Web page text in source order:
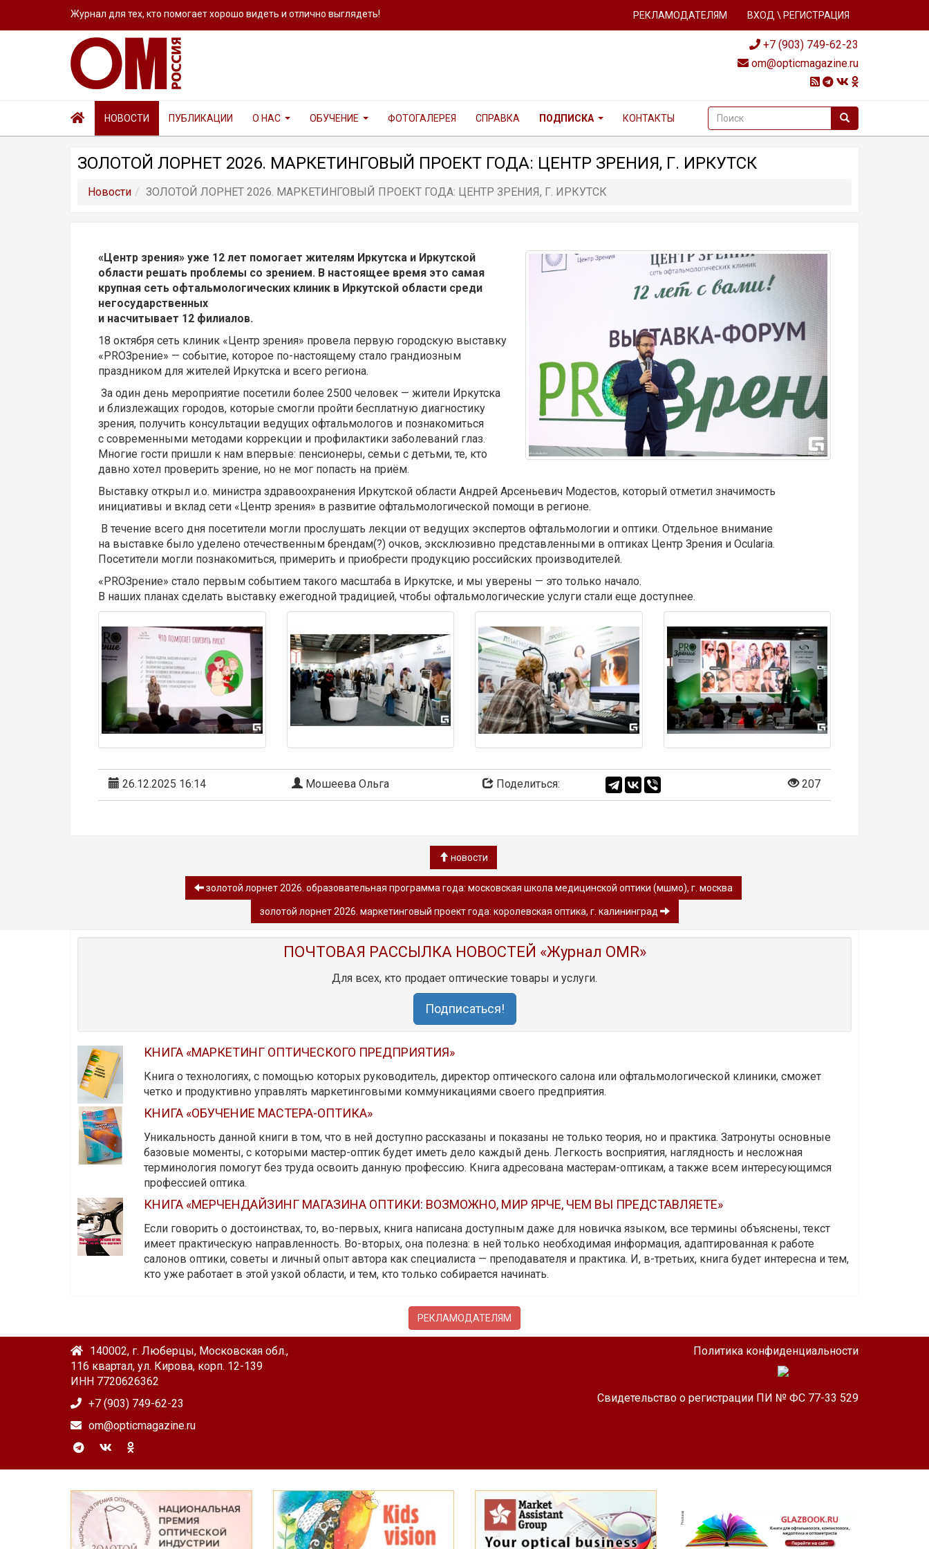
Журнал для тех, кто помогает хорошо видеть и отлично выглядеть! РЕКЛАМОДАТЕЛЯМ ВХОД \ РЕГИСТРАЦИЯ
+7 (903) 749-62-23
om@opticmagazine.ru
НОВОСТИ ПУБЛИКАЦИИ О НАС ОБУЧЕНИЕ ФОТОГАЛЕРЕЯ СПРАВКА ПОДПИСКА КОНТАКТЫ
ЗОЛОТОЙ ЛОРНЕТ 2026. МАРКЕТИНГОВЫЙ ПРОЕКТ ГОДА: ЦЕНТР ЗРЕНИЯ, Г. ИРКУТСК
Новости ЗОЛОТОЙ ЛОРНЕТ 2026. МАРКЕТИНГОВЫЙ ПРОЕКТ ГОДА: ЦЕНТР ЗРЕНИЯ, Г. ИРКУТСК
«Центр зрения» уже 12 лет помогает жителям Иркутска и Иркутской
области решать проблемы со зрением. В настоящее время это самая
крупная сеть офтальмологических клиник в Иркутской области среди
негосударственных
и насчитывает 12 филиалов.
18 октября сеть клиник «Центр зрения» провела первую городскую выставку
«PROЗрение» — событие, которое по-настоящему стало грандиозным
праздником для жителей Иркутска и всего региона.
За один день мероприятие посетили более 2500 человек — жители Иркутска
и близлежащих городов, которые смогли пройти бесплатную диагностику
зрения, получить консультации ведущих офтальмологов и познакомиться
с современными методами коррекции и профилактики заболеваний глаз.
Многие гости пришли к нам впервые: пенсионеры, семьи с детьми, те, кто
давно хотел проверить зрение, но не мог попасть на приём.
Выставку открыл и.о. министра здравоохранения Иркутской области Андрей Арсеньевич Модестов, который отметил значимость
инициативы и вклад сети «Центр зрения» в развитие офтальмологической помощи в регионе.
В течение всего дня посетители могли прослушать лекции от ведущих экспертов офтальмологии и оптики. Отдельное внимание
на выставке было уделено отечественным брендам(?) очков, эксклюзивно представленными в оптиках Центр Зрения и Ocularia.
Посетители могли познакомиться, примерить и приобрести продукцию российских производителей.
«PROЗрение» стало первым событием такого масштаба в Иркутске, и мы уверены — это только начало.
В наших планах сделать выставку ежегодной традицией, чтобы офтальмологические услуги стали еще доступнее.
26.12.2025 16:14 Мошеева Ольга Поделиться: 207
новости
золотой лорнет 2026. образовательная программа года: московская школа медицинской оптики (мшмо), г. москва
золотой лорнет 2026. маркетинговый проект года: королевская оптика, г. калининград
ПОЧТОВАЯ РАССЫЛКА НОВОСТЕЙ «Журнал OMR»
Для всех, кто продает оптические товары и услуги.
Подписаться!
КНИГА «МАРКЕТИНГ ОПТИЧЕСКОГО ПРЕДПРИЯТИЯ»
Книга о технологиях, с помощью которых руководитель, директор оптического салона или офтальмологической клиники, сможет
четко и продуктивно управлять маркетинговыми коммуникациями своего предприятия.
КНИГА «ОБУЧЕНИЕ МАСТЕРА-ОПТИКА»
Уникальность данной книги в том, что в ней доступно рассказаны и показаны не только теория, но и практика. Затронуты основные
базовые моменты, с которыми мастер-оптик будет иметь дело каждый день. Легкость восприятия, наглядность и несложная
терминология помогут без труда освоить данную профессию. Книга адресована мастерам-оптикам, а также всем интересующимся
профессией оптика.
КНИГА «МЕРЧЕНДАЙЗИНГ МАГАЗИНА ОПТИКИ: ВОЗМОЖНО, МИР ЯРЧЕ, ЧЕМ ВЫ ПРЕДСТАВЛЯЕТЕ»
Если говорить о достоинствах, то, во-первых, книга написана доступным даже для новичка языком, все термины объяснены, текст
имеет практическую направленность. Во-вторых, она полезна: в ней только необходимая информация, адаптированная к работе
салонов оптики, советы и личный опыт автора как специалиста — преподавателя и практика. И, в-третьих, книга будет интересна и тем,
кто уже работает в этой узкой области, и тем, кто только собирается начинать.
РЕКЛАМОДАТЕЛЯМ
140002, г. Люберцы, Московская обл.,
116 квартал, ул. Кирова, корп. 12-139
ИНН 7720626362
+7 (903) 749-62-23
om@opticmagazine.ru
Политика конфиденциальности
Свидетельство о регистрации ПИ № ФС 77-33 529